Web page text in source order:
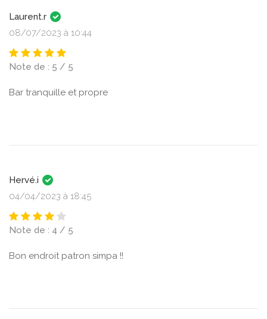
Laurent.r
08/07/2023 à 10:44
Note de : 5 / 5
Bar tranquille et propre
Hervé.i
04/04/2023 à 18:45
Note de : 4 / 5
Bon endroit patron simpa !!